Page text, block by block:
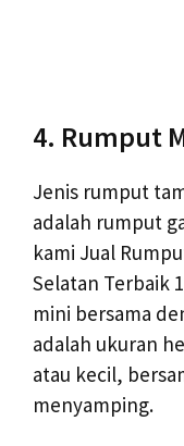
4. Rumput
Jenis rumput
adalah rumput
kami Jual
Selatan Terbaik
mini bersama
adalah ukuran
atau kecil,
menyamping.